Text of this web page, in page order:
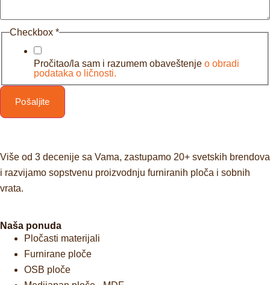
Checkbox *
Pročitao/la sam i razumem obaveštenje o obradi
podataka o ličnosti.
Pošaljite
Više od 3 decenije sa Vama, zastupamo 20+ svetskih brendova
i razvijamo sopstvenu proizvodnju furniranih ploča i sobnih
vrata.
Naša ponuda
Pločasti materijali
Furnirane ploče
OSB ploče